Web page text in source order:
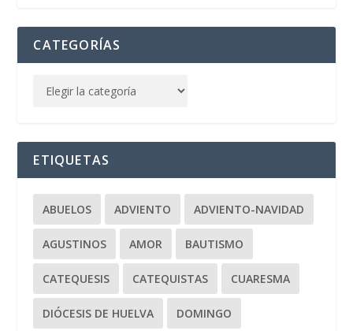
CATEGORÍAS
ETIQUETAS
ABUELOS ADVIENTO ADVIENTO-NAVIDAD
AGUSTINOS AMOR BAUTISMO
CATEQUESIS CATEQUISTAS CUARESMA
DIÓCESIS DE HUELVA DOMINGO